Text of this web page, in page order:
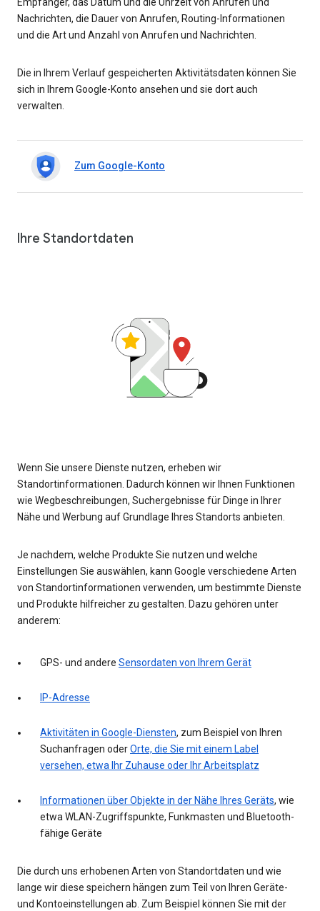
Empfänger, das Datum und die Uhrzeit von Anrufen und
Nachrichten, die Dauer von Anrufen, Routing-Informationen
und die Art und Anzahl von Anrufen und Nachrichten.
Die in Ihrem Verlauf gespeicherten Aktivitätsdaten können Sie
sich in Ihrem Google-Konto ansehen und sie dort auch
verwalten.
Zum Google-Konto
Ihre Standortdaten
Wenn Sie unsere Dienste nutzen, erheben wir
Standortinformationen. Dadurch können wir Ihnen Funktionen
wie Wegbeschreibungen, Suchergebnisse für Dinge in Ihrer
Nähe und Werbung auf Grundlage Ihres Standorts anbieten.
Je nachdem, welche Produkte Sie nutzen und welche
Einstellungen Sie auswählen, kann Google verschiedene Arten
von Standortinformationen verwenden, um bestimmte Dienste
und Produkte hilfreicher zu gestalten. Dazu gehören unter
anderem:
GPS- und andere Sensordaten von Ihrem Gerät
IP-Adresse
Aktivitäten in Google-Diensten, zum Beispiel von Ihren
Suchanfragen oderOrte, die Sie mit einem Label
versehen, etwa Ihr Zuhause oder Ihr Arbeitsplatz
Informationen über Objekte in der Nähe Ihres Geräts, wie
etwa WLAN-Zugriffspunkte, Funkmasten und Bluetooth-
fähige Geräte
Die durch uns erhobenen Arten von Standortdaten und wie
lange wir diese speichern hängen zum Teil von Ihren Geräte-
und Kontoeinstellungen ab. Zum Beispiel können Sie mit der